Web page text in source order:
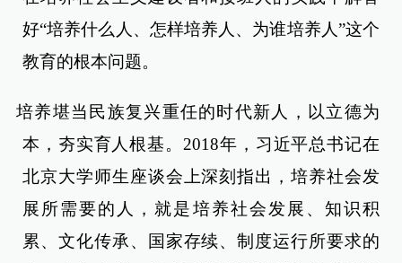
好“培养什么人、怎样培养人、为谁培养人”这个
教育的根本问题。
培养堪当民族复兴重任的时代新人，以立德为
本，夯实育人根基。2018年，习近平总书记在
北京大学师生座谈会上深刻指出，培养社会发
展所需要的人，就是培养社会发展、知识积
累、文化传承、国家存续、制度运行所要求的